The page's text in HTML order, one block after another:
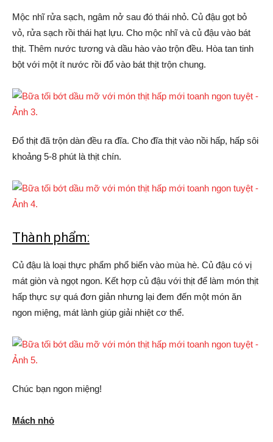
Mộc nhĩ rửa sạch, ngâm nở sau đó thái nhỏ. Củ đậu gọt bỏ
vỏ, rửa sạch rồi thái hạt lựu. Cho mộc nhĩ và củ đậu vào bát
thịt. Thêm nước tương và dầu hào vào trộn đều. Hòa tan tinh
bột với một ít nước rồi đổ vào bát thịt trộn chung.
Đổ thịt đã trộn dàn đều ra đĩa. Cho đĩa thịt vào nồi hấp, hấp sôi
khoảng 5-8 phút là thịt chín.
Thành phẩm:
Củ đậu là loại thực phẩm phổ biến vào mùa hè. Củ đậu có vị
mát giòn và ngọt ngon. Kết hợp củ đậu với thịt để làm món thịt
hấp thực sự quá đơn giản nhưng lại đem đến một món ăn
ngon miệng, mát lành giúp giải nhiệt cơ thể.
Chúc bạn ngon miệng!
Mách nhỏ